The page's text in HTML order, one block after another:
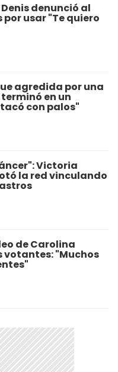
denunció al
por usar "Te quiero
agredida por una
en un
con palos"
Victoria
la red vinculando
de Carolina
votantes: "Muchos